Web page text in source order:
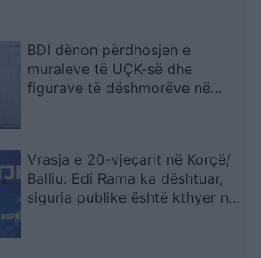
BDI dënon përdhosjen e
muraleve të UÇK-së dhe
figurave të dëshmorëve në
Vrasja e 20-vjeçarit në Korçë/
Balliu: Edi Rama ka dështuar,
siguria publike është kthyer në